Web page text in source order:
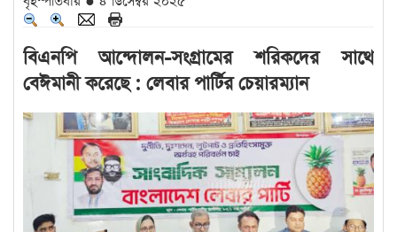
বিএনপি আন্দোলন-সংগ্রামের শরিকদের সাথে
বেঈমানী করেছে : লেবার পার্টির চেয়ারম্যান